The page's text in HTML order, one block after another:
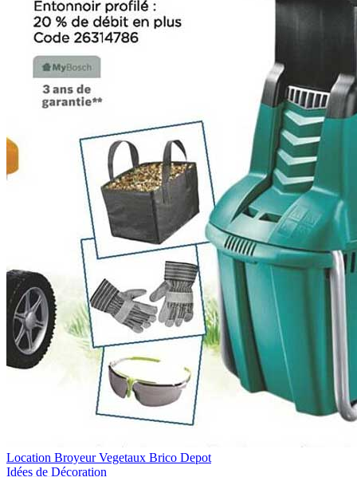
Location Broyeur Vegetaux Brico Depot
Idées de Décoration